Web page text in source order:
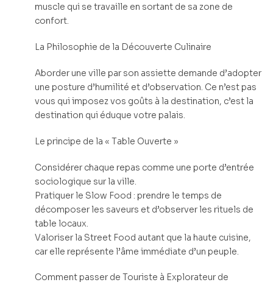
muscle qui se travaille en sortant de sa zone de
confort.
La Philosophie de la Découverte Culinaire
Aborder une ville par son assiette demande d’adopter
une posture d’humilité et d’observation. Ce n’est pas
vous qui imposez vos goûts à la destination, c’est la
destination qui éduque votre palais.
Le principe de la « Table Ouverte »
Considérer chaque repas comme une porte d’entrée
sociologique sur la ville.
Pratiquer le Slow Food : prendre le temps de
décomposer les saveurs et d’observer les rituels de
table locaux.
Valoriser la Street Food autant que la haute cuisine,
car elle représente l’âme immédiate d’un peuple.
Comment passer de Touriste à Explorateur de